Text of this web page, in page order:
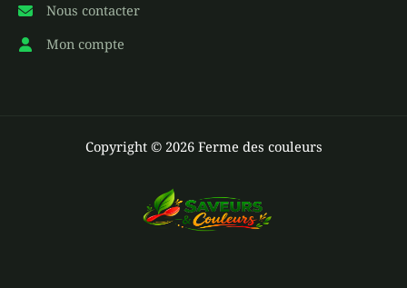
Nous contacter
Mon compte
Copyright © 2026 Ferme des couleurs